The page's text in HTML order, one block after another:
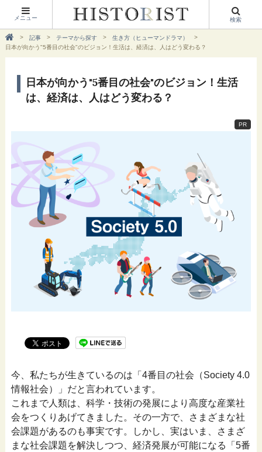
メニュー 検索
記事 テーマから探す
生き方（ヒューマンドラマ）
日本が向かう"5番目の社会"のビジョン！生活は、経済は、人はどう変わる？
日本が向かう"5番目の社会"のビジョン！生活
は、経済は、人はどう変わる？
PR
今、私たちが生きているのは「4番目の社会（Society 4.0
情報社会）」だと言われています。
これまで人類は、科学・技術の発展により高度な産業社
会をつくりあげてきました。その一方で、さまざまな社
会課題があるのも事実です。しかし、実はいま、さまざ
まな社会課題を解決しつつ、経済発展が可能になる「5番